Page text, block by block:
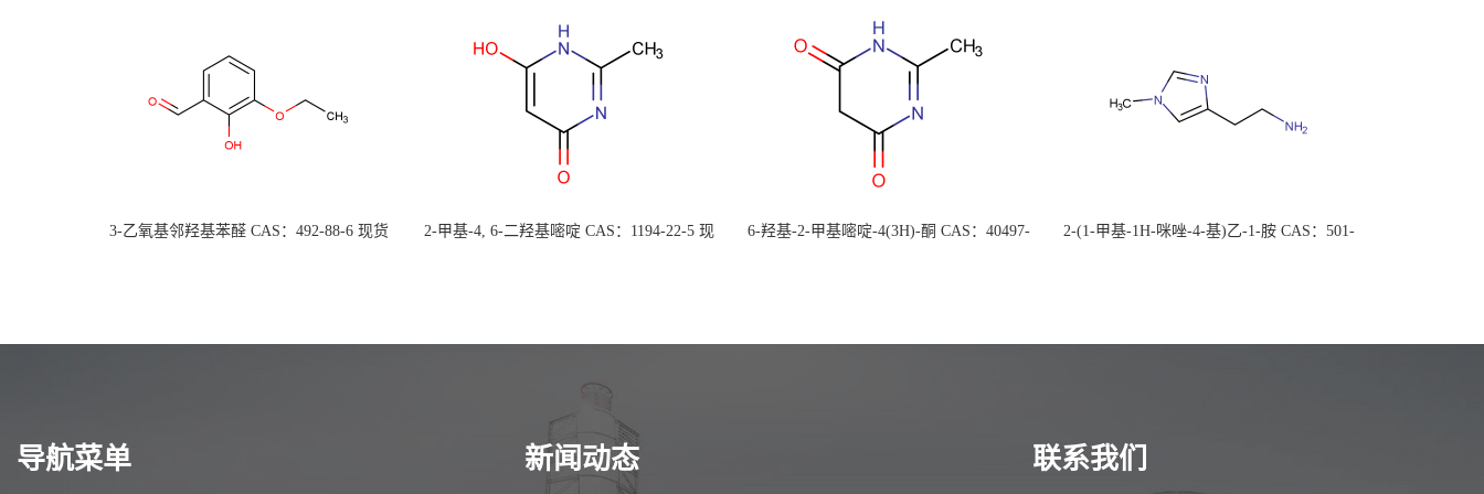
3-乙氧基邻羟基苯醛 CAS：492-88-6 现货
2-甲基-4, 6-二羟基嘧啶 CAS：1194-22-5 现
6-羟基-2-甲基嘧啶-4(3H)-酮 CAS：40497-
2-(1-甲基-1H-咪唑-4-基)乙-1-胺 CAS：501-
导航菜单 新闻动态 联系我们